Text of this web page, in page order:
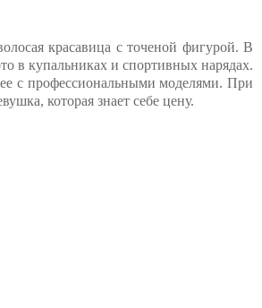
красавица с точеной фигурой. В
в купальниках и спортивных нарядах.
с профессиональными моделями. При
которая знает себе цену.